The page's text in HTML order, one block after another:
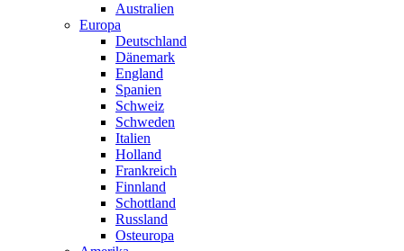
Australien
Europa
Deutschland
Dänemark
England
Spanien
Schweiz
Schweden
Italien
Holland
Frankreich
Finnland
Schottland
Russland
Osteuropa